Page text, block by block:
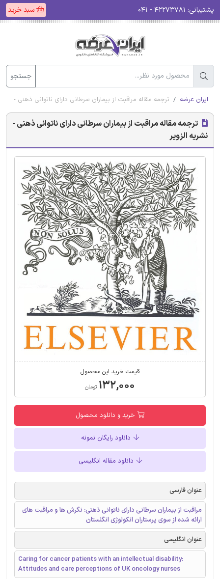
پشتیبانی: سبد خرید
جستجو
ایران عرضه ترجمه مقاله مراقبت از بیماران سرطانی دارای ناتوانی ذهنی -
ترجمه مقاله مراقبت از بیماران سرطانی دارای ناتوانی ذهنی -
نشریه الزویر
قیمت خرید این محصول
۱۳۲,۰۰۰ تومان
خرید و دانلود محصول
دانلود رایگان نمونه
دانلود مقاله انگلیسی
عنوان فارسی
مراقبت از بیماران سرطانی دارای ناتوانی ذهنی: نگرش ها و مراقبت های
ارائه شده از سوی پرستاران انکولوژی انگلستان
عنوان انگلیسی
Caring for cancer patients with an intellectual disability:
Attitudes and care perceptions of UK oncology nurses